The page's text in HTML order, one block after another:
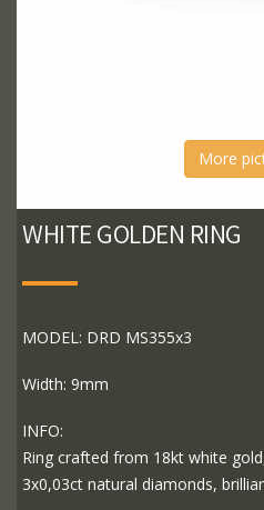
More
WHITE GOLDEN RING
MODEL: DRD MS355x3
Width: 9mm
INFO:
Ring crafted from 18kt white
3x0,03ct natural diamonds,